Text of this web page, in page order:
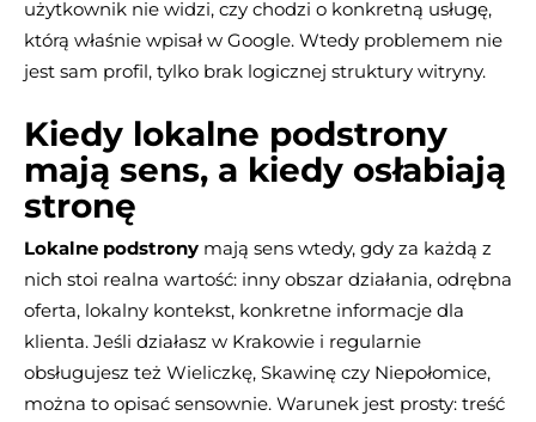
użytkownik nie widzi, czy chodzi o konkretną usługę,
którą właśnie wpisał w Google. Wtedy problemem nie
jest sam profil, tylko brak logicznej struktury witryny.
Kiedy lokalne podstrony
mają sens, a kiedy osłabiają
stronę
Lokalne podstrony mają sens wtedy, gdy za każdą z
nich stoi realna wartość: inny obszar działania, odrębna
oferta, lokalny kontekst, konkretne informacje dla
klienta. Jeśli działasz w Krakowie i regularnie
obsługujesz też Wieliczkę, Skawinę czy Niepołomice,
można to opisać sensownie. Warunek jest prosty: treść